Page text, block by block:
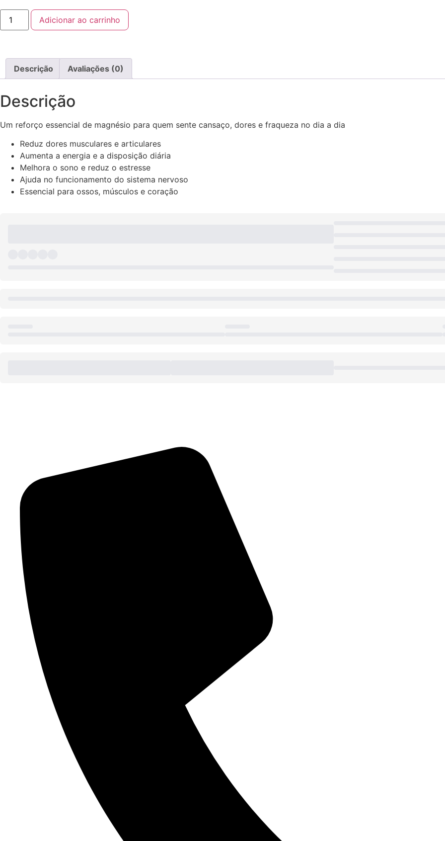
Adicionar ao carrinho
Descrição Avaliações (0)
Descrição
Um reforço essencial de magnésio para quem sente cansaço, dores e fraqueza no dia a dia
Reduz dores musculares e articulares
Aumenta a energia e a disposição diária
Melhora o sono e reduz o estresse
Ajuda no funcionamento do sistema nervoso
Essencial para ossos, músculos e coração